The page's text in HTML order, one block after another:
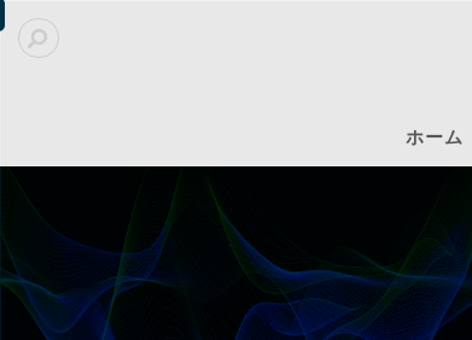
ホーム